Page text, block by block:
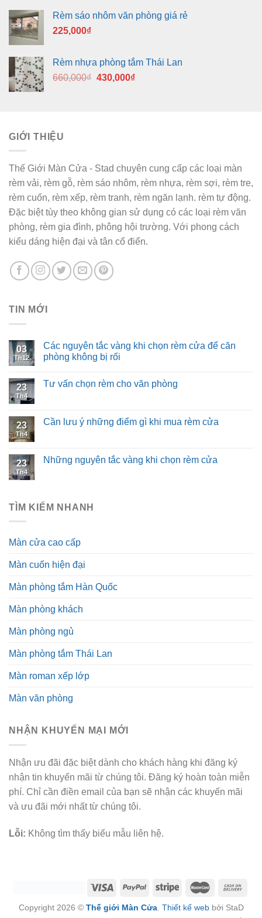
Rèm sáo nhôm văn phòng giá rẻ
225,000₫
Rèm nhựa phòng tắm Thái Lan
660,000₫ Giá
430,000₫Giá
GIỚI THIỆU
Thế Giới Màn Cửa - Stad chuyên cung cấp các loại màn
rèm vải, rèm gỗ, rèm sáo nhôm, rèm nhựa, rèm sợi, rèm tre,
rèm cuốn, rèm xếp, rèm tranh, rèm ngăn lạnh. rèm tự động.
Đặc biệt tùy theo không gian sử dụng có các loại rèm văn
phòng, rèm gia đình, phông hội trường. Với phong cách
kiểu dáng hiện đại và tân cổ điển.
TIN MỚI
03
Th12
Các nguyên tắc vàng khi chọn rèm cửa để căn
phòng không bị rối
23
Th4
Tư vấn chọn rèm cho văn phòng
23
Th4
Cần lưu ý những điểm gì khi mua rèm cửa
23
Th4
Những nguyên tắc vàng khi chọn rèm cửa
TÌM KIẾM NHANH
Màn cửa cao cấp
Màn cuốn hiện đại
Màn phòng tắm Hàn Quốc
Màn phòng khách
Màn phòng ngủ
Màn phòng tắm Thái Lan
Màn roman xếp lớp
Màn văn phòng
NHẬN KHUYẾN MẠI MỚI
Nhận ưu đãi đặc biệt dành cho khách hàng khi đăng ký
nhận tin khuyến mãi từ chúng tôi. Đăng ký hoàn toàn miễn
phí. Chỉ cần điền email của bạn sẽ nhận các khuyến mãi
và ưu đãi mới nhất từ chúng tôi.
Lỗi: Không tìm thấy biểu mẫu liên hệ.
Copyright 2026 © Thế giới Màn Cửa. Thiết kế webbởi StaD